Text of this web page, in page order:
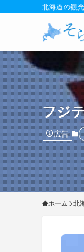
北海道の観
フジ
広告
ホーム 北